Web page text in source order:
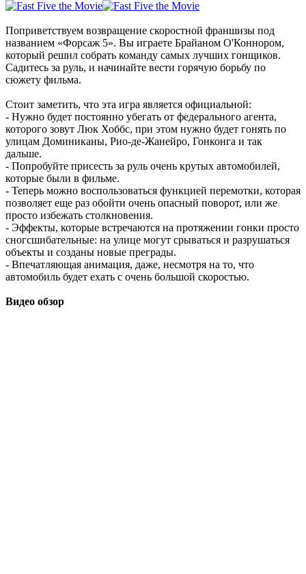
Поприветствуем возвращение скоростной франшизы под
названием «Форсаж 5». Вы играете Брайаном О'Коннором,
который решил собрать команду самых лучших гонщиков.
Садитесь за руль, и начинайте вести горячую борьбу по
сюжету фильма.
Стоит заметить, что эта игра является официальной:
- Нужно будет постоянно убегать от федерального агента,
которого зовут Люк Хоббс, при этом нужно будет гонять по
улицам Доминиканы, Рио-де-Жанейро, Гонконга и так
дальше.
- Попробуйте присесть за руль очень крутых автомобилей,
которые были в фильме.
- Теперь можно воспользоваться функцией перемотки, которая
позволяет еще раз обойти очень опасный поворот, или же
просто избежать столкновения.
- Эффекты, которые встречаются на протяжении гонки просто
сногсшибательные: на улице могут срываться и разрушаться
объекты и созданы новые преграды.
- Впечатляющая анимация, даже, несмотря на то, что
автомобиль будет ехать с очень большой скоростью.
Видео обзор